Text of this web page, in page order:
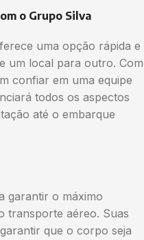
o Grupo Silva
uma opção rápida e
um local para outro. Com
confiar em uma equipe
todos os aspectos
até o embarque
garantir o máximo
transporte aéreo. Suas
que o corpo seja